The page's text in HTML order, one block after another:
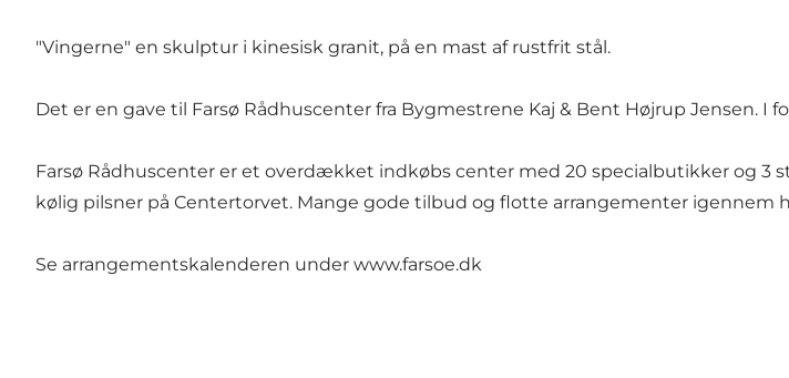
"Vingerne" en skulptur i kinesisk granit, på en mast af rustfrit stål.
Det er en gave til Farsø Rådhuscenter fra Bygmestrene Kaj & Bent Højrup Jensen. I
Farsø Rådhuscenter er et overdækket indkøbs center med 20 specialbutikker og 3
kølig pilsner på Centertorvet. Mange gode tilbud og flotte arrangementer igennem
Se arrangementskalenderen under www.farsoe.dk